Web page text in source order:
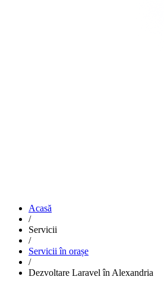
Acasă
/
Servicii
/
Servicii în orașe
/
Dezvoltare Laravel în Alexandria